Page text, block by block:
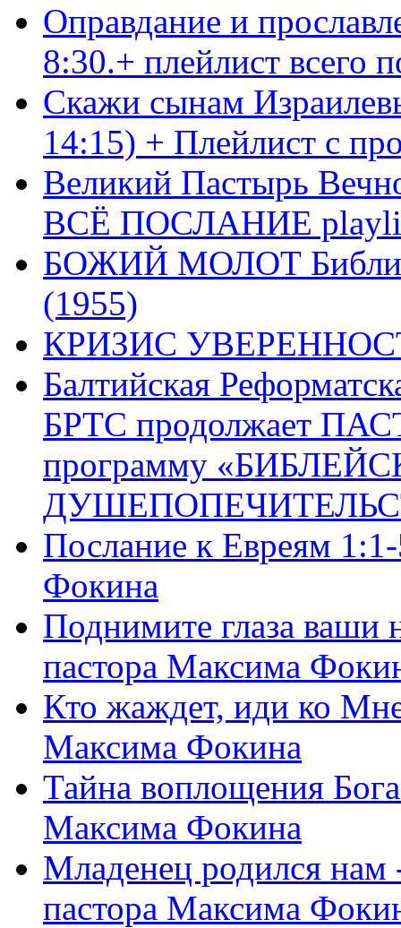
Оправдание и
8:30.+ плейлист
Скажи сынам
14:15) + Плейлист с
Великий Пастырь
ВСЁ ПОСЛАНИЕ
БОЖИЙ МОЛОТ Библия
(1955)
КРИЗИС
Балтийская
БРТС продолжает
программу
Послание к Евреям
Фокина
Поднимите глаза ваши
пастора Максима
Кто жаждет, иди ко
Максима Фокина
Тайна воплощения
Максима Фокина
Младенец родился
пастора Максима